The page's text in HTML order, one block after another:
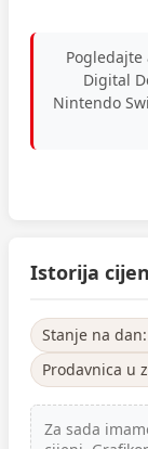
Pogledajte
Digital
Nintendo
Istorija
Stanje na dan:
Prodavnica u
Za sada